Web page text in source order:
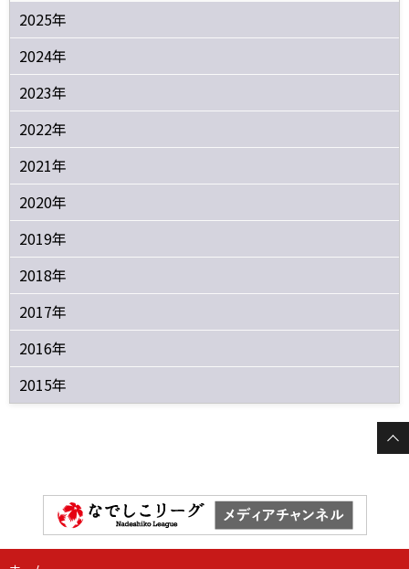
2025年
2024年
2023年
2022年
2021年
2020年
2019年
2018年
2017年
2016年
2015年